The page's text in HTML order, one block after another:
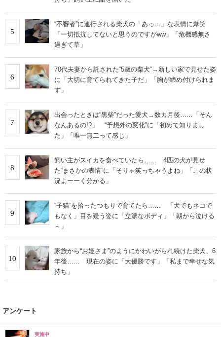
5
“不審者”に連行される柴犬の「あっ…」な表情に爆笑
「一切抵抗してないと思うのですがww」「危機感無さ
過ぎて草」
6
70代夫妻から託された“5歳の柴犬”→新しい家で見せた姿
に「大切に育てられてきた子だ」「胸が締め付けられま
す」
7
出会ったときは“黒柴”だった愛犬→数カ月後……「そん
なんあるの!?」 “予想外の変化”に「初めて知りまし
た」「唯一無二って感じ」
8
飼い主がスイカを食べていたら…… 4匹の犬が見せ
た“まさかの表情”に「そりゃ笑っちゃうよね」「この状
況よーーく分かる」
9
“子猫”を拾ったつもりで育てたら…… 「犬でもネコで
もなく」目を疑う姿に「立派なボディ」「朝から泣ける
～」
10
家族から“お姫さま”のようにかわいがられ続けた柴犬、6
年後…… 現在の姿に「大優勝です」「私まで幸せな気
持ち」
アンケート
実施中